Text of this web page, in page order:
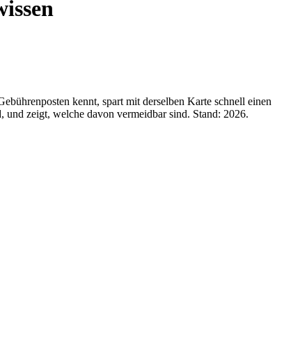
kennt, spart mit derselben Karte schnell einen
zeigt, welche davon vermeidbar sind. Stand: 2026.